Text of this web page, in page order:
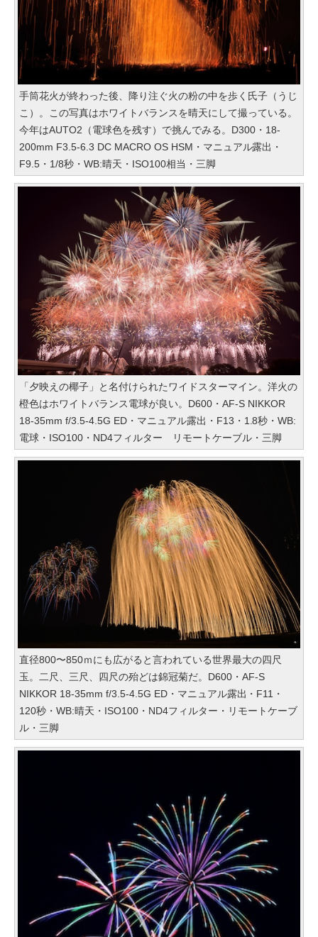
手筒花火が終わった後、降り注ぐ火の粉の中を歩く氏子（うじ
こ）。この写真はホワイトバランスを晴天にして撮っている。
今年はAUTO2（電球色を残す）で挑んでみる。D300・18-
200mm F3.5-6.3 DC MACRO OS HSM・マニュアル露出・
F9.5・1/8秒・WB:晴天・ISO100相当・三脚
「夕映えの椰子」と名付けられたワイドスターマイン。洋火の
橙色はホワイトバランス電球が良い。D600・AF-S NIKKOR
18-35mm f/3.5-4.5G ED・マニュアル露出・F13・1.8秒・WB:
電球・ISO100・ND4フィルター リモートケーブル・三脚
直径800〜850ｍにも広がると言われている世界最大の四尺
玉。二尺、三尺、四尺の殆どは錦冠菊だ。D600・AF-S
NIKKOR 18-35mm f/3.5-4.5G ED・マニュアル露出・F11・
120秒・WB:晴天・ISO100・ND4フィルター・リモートケーブ
ル・三脚